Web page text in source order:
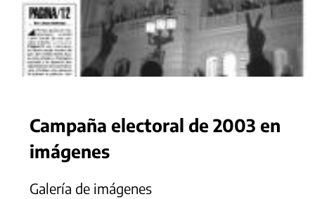
Campaña electoral de 2003 en
imágenes
Galería de imágenes